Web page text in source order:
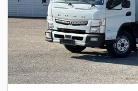
kondicionavimas, priekabos